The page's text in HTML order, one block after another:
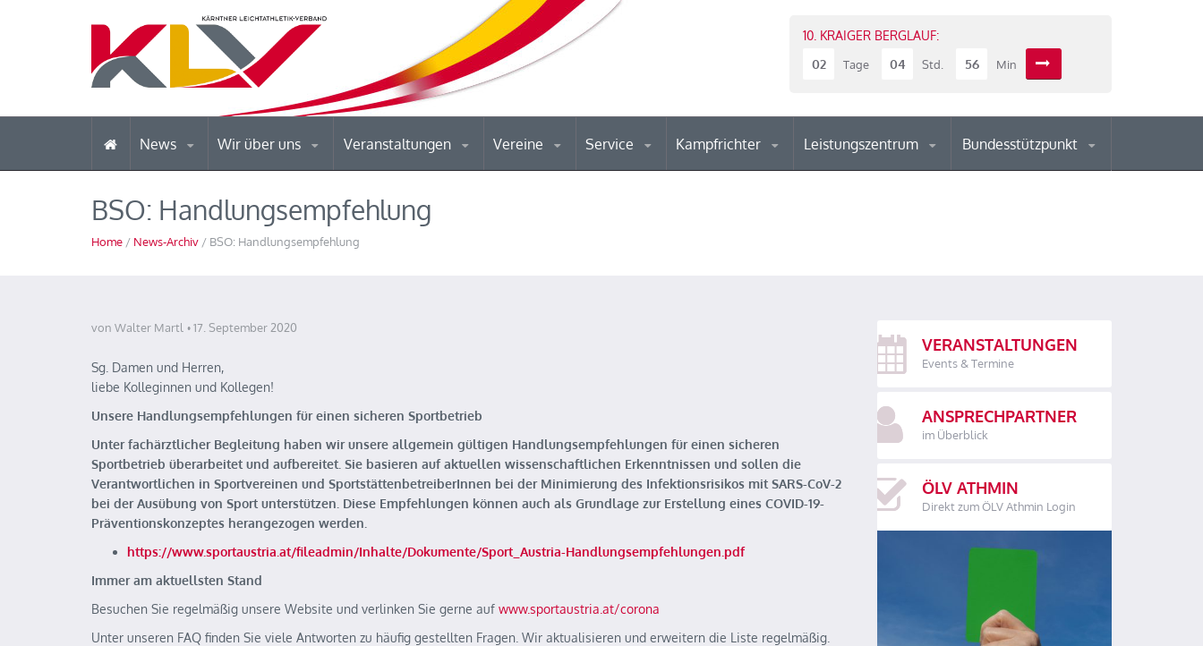
10. KRAIGER BERGLAUF:
02
Tage 04 Std. 56 Min
News Wir über uns Veranstaltungen Vereine Service Kampfrichter Leistungszentrum Bundesstützpunkt
BSO: Handlungsempfehlung
Home / News-Archiv / BSO: Handlungsempfehlung
von Walter Martl 17. September 2020
Sg. Damen und Herren,
liebe Kolleginnen und Kollegen!
Unsere Handlungsempfehlungen für einen sicheren Sportbetrieb
Unter fachärztlicher Begleitung haben wir unsere allgemein gültigen Handlungsempfehlungen für einen sicheren
Sportbetrieb überarbeitet und aufbereitet. Sie basieren auf aktuellen wissenschaftlichen Erkenntnissen und sollen die
Verantwortlichen in Sportvereinen und SportstättenbetreiberInnen bei der Minimierung des Infektionsrisikos mit SARS-CoV-2
bei der Ausübung von Sport unterstützen. Diese Empfehlungen können auch als Grundlage zur Erstellung eines COVID-19-
Präventionskonzeptes herangezogen werden.
https://www.sportaustria.at/fileadmin/Inhalte/Dokumente/Sport_Austria-Handlungsempfehlungen.pdf
Immer am aktuellsten Stand
Besuchen Sie regelmäßig unsere Website und verlinken Sie gerne auf www.sportaustria.at/corona
Unter unseren FAQ finden Sie viele Antworten zu häufig gestellten Fragen. Wir aktualisieren und erweitern die Liste regelmäßig.
VERANSTALTUNGEN
Events & Termine
ANSPRECHPARTNER
im Überblick
ÖLV ATHMIN
Direkt zum ÖLV Athmin Login